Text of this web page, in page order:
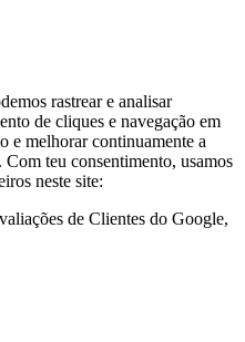
rastrear e analisar
de cliques e navegação em
e melhorar continuamente a
teu consentimento, usamos
neste site:
de Clientes do Google,